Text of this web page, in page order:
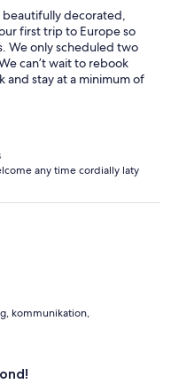
decorated,
first trip to Europe so
We only scheduled two
can’t wait to rebook
and stay at a minimum of
in beach life, wine
Please let it be possible
any time cordially laty
kommunikation,